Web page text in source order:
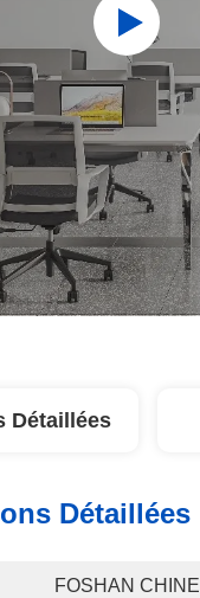
Détaillées
Détaillées
FOSHAN CHINE